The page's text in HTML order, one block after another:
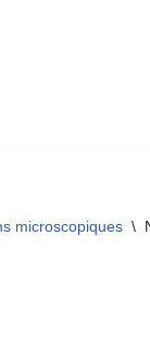
microscopiques \